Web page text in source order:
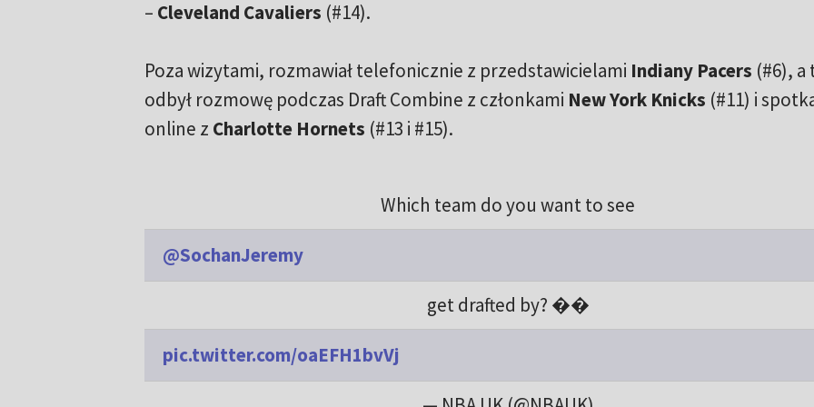
– Cleveland Cavaliers (#14).
Poza wizytami, rozmawiał telefonicznie z przedstawicielami Indiany Pacers (#6), a
odbył rozmowę podczas Draft Combine z członkami New York Knicks (#11) i
online z Charlotte Hornets (#13 i #15).
Which team do you want to see
@SochanJeremy
get drafted by? ��
pic.twitter.com/oaEFH1bvVj